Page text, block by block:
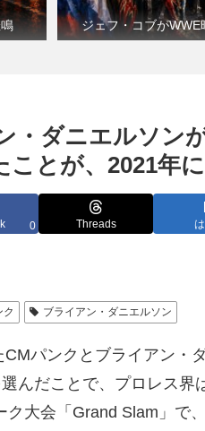
ジェフ・コブが
・ダニエルソン
とが、2021年
0 Threads
ク ブライアン・ダニエルソン
パンクとブライアン・
んだことで、プロレス
ク大会「Grand Slam」で